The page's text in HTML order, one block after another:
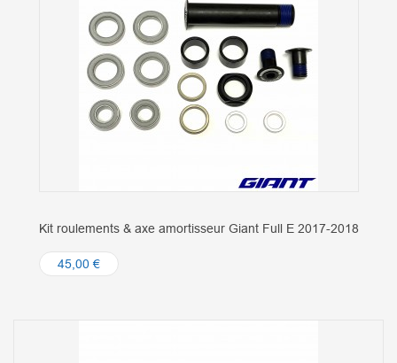
Kit roulements & axe amortisseur Giant Full E 2017-2018
45,00 €